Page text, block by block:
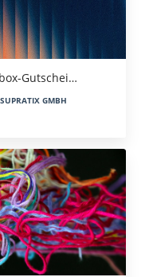
Gutschei…
GMBH